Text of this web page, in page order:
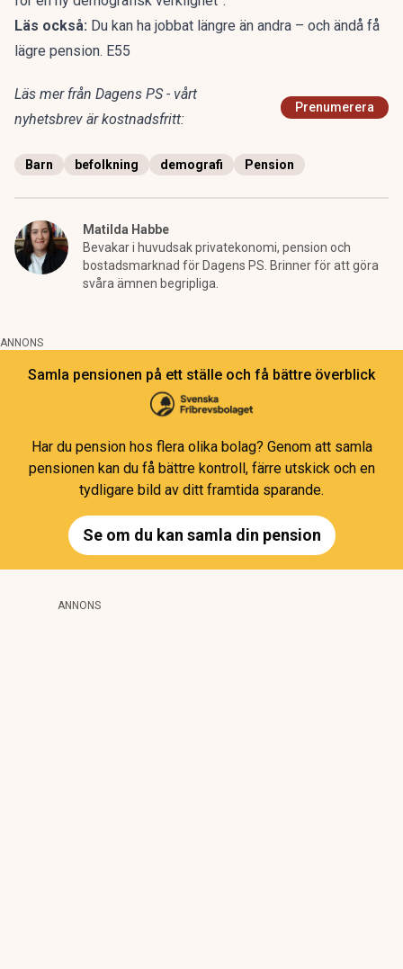
Läs också: Du kan ha jobbat längre än andra – och ändå få
lägre pension. E55
Läs mer från Dagens PS - vårt
nyhetsbrev är kostnadsfritt:
Prenumerera
Barn befolkning demografi Pension
Matilda Habbe
Bevakar i huvudsak privatekonomi, pension och
bostadsmarknad för Dagens PS. Brinner för att göra
svåra ämnen begripliga.
ANNONS
Samla pensionen på ett ställe och få bättre överblick
Har du pension hos flera olika bolag? Genom att samla
pensionen kan du få bättre kontroll, färre utskick och en
tydligare bild av ditt framtida sparande.
Se om du kan samla din pension
ANNONS